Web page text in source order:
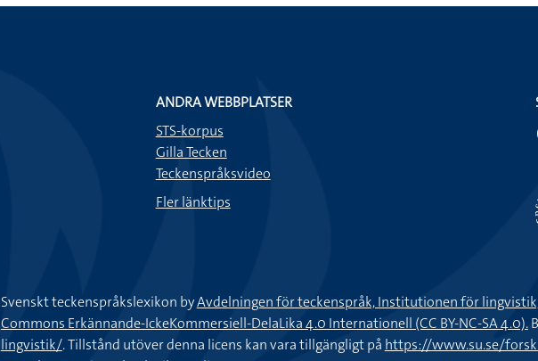
ANDRA WEBBPLATSER
STS-korpus
Gilla Tecken
Teckenspråksvideo
Fler länktips
Svenskt teckenspråkslexikon byAvdelningen för teckenspråk, Institutionen för
Commons Erkännande-IckeKommersiell-DelaLika 4.0 Internationell (CC BY-NC-SA 4.0).
lingvistik/. Tillstånd utöver denna licens kan vara tillgängligt på https://www.su.se/